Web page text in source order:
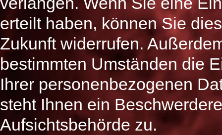
erteilt haben, können Sie
Zukunft widerrufen.
bestimmten Umständen die
Ihrer personenbezogenen
steht Ihnen ein
Aufsichtsbehörde zu.